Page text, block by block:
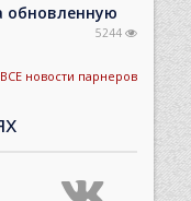
обновленную
5244
новости парнеров